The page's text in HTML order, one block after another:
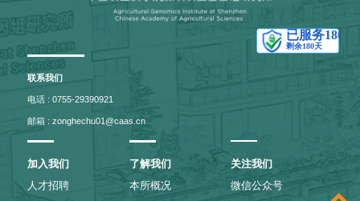
联系我们
电话 : 0755-29390921
邮箱 : zonghechu01@caas.cn
加入我们
人才招聘
了解我们
本所概况
关注我们
微信公众号